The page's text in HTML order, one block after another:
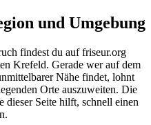
und Umgebung
findest du auf friseur.org
Krefeld. Gerade wer auf dem
Nähe findet, lohnt
Orte auszuweiten. Die
dieser Seite hilft, schnell einen